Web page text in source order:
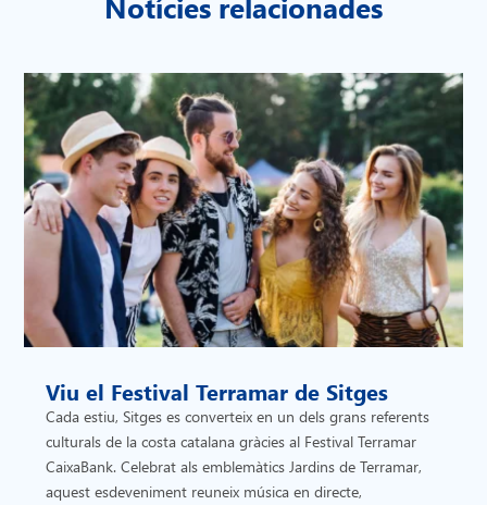
Viu el Festival Terramar de Sitges
Cada estiu, Sitges es converteix en un dels grans referents
culturals de la costa catalana gràcies al Festival Terramar
CaixaBank. Celebrat als emblemàtics Jardins de Terramar,
aquest esdeveniment reuneix música en directe,